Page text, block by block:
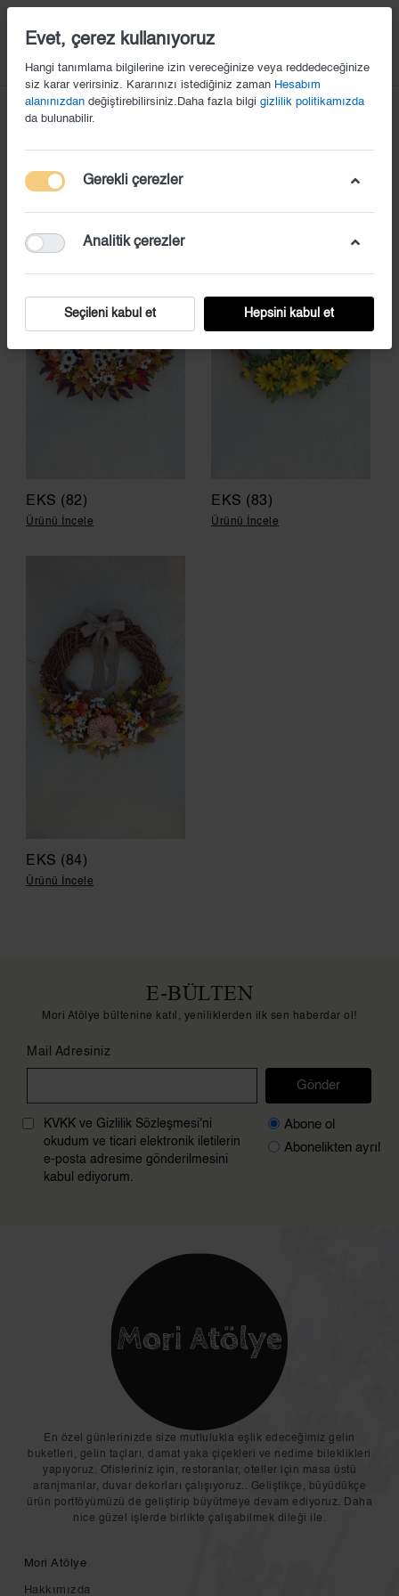
Sonbahar Kapı
Süsü
Ile Etiketlenmiş
'in1-3'ı
EKS (82)
Ürünü İncele
EKS (83)
Ürünü İncele
EKS (84)
Ürünü İncele
E-BÜLTEN
Mori Atölye bültenine katıl, yeniliklerden ilk sen haberdar ol!
Mail Adresiniz
Gönder
KVKK ve Gizlilik Sözleşmesi'ni
okudum ve ticari elektronik iletilerin
e-posta adresime gönderilmesini
kabul ediyorum.
Abone ol
Abonelikten ayrıl
En özel günlerinizde size mutlulukla eşlik edeceğimiz gelin
buketleri, gelin taçları, damat yaka çiçekleri ve nedime bileklikleri
yapıyoruz. Ofisleriniz için, restoranlar, oteller için masa üstü
aranjmanlar, duvar dekorları çalışıyoruz.. Geliştikçe, büyüdükçe
ürün portföyümüzü de geliştirip büyütmeye devam ediyoruz. Daha
nice güzel işlerde birlikte çalışabilmek dileği ile.
Mori Atölye
Hakkımızda
Evet, çerez kullanıyoruz
Hangi tanımlama bilgilerine izin vereceğinize veya reddedeceğinize
siz karar verirsiniz. Kararınızı istediğiniz zaman Hesabım
alanınızdan değiştirebilirsiniz.Daha fazla bilgi gizlilik politikamızda
da bulunabilir.
Gerekli çerezler
Analitik çerezler
Seçileni kabul et Hepsini kabul et